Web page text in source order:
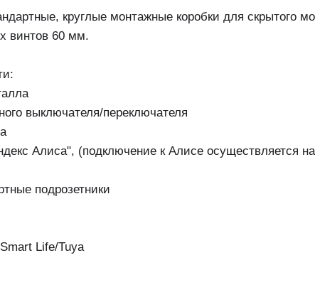
круглые монтажные коробки для
винтов 60 мм.
выключателя/переключателя
Алиса", (подключение к Алисе осуществляется
подрозетники
Life/Tuya